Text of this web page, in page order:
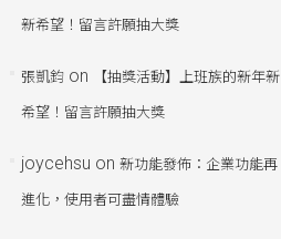
新希望！留言許願抽大獎
張凱鈞on 【抽獎活動】上班族的新年新
希望！留言許願抽大獎
joycehsu on 新功能發佈：企業功能再
進化，使用者可盡情體驗